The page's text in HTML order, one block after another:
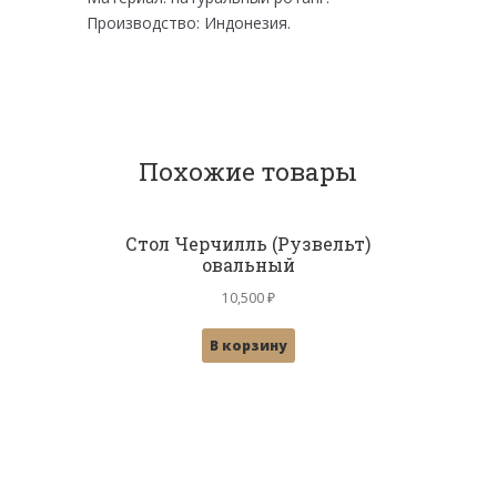
Производство: Индонезия.
Похожие товары
Стол Черчилль (Рузвельт)
овальный
10,500₽
В корзину